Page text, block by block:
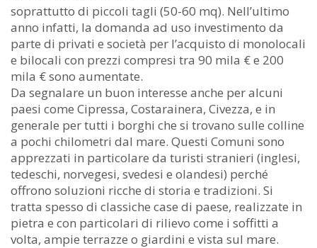
soprattutto di piccoli tagli (50-60 mq). Nell’ultimo
anno infatti, la domanda ad uso investimento da
parte di privati e società per l’acquisto di monolocali
e bilocali con prezzi compresi tra 90 mila € e 200
mila € sono aumentate.
Da segnalare un buon interesse anche per alcuni
paesi come Cipressa, Costarainera, Civezza, e in
generale per tutti i borghi che si trovano sulle colline
a pochi chilometri dal mare. Questi Comuni sono
apprezzati in particolare da turisti stranieri (inglesi,
tedeschi, norvegesi, svedesi e olandesi) perché
offrono soluzioni ricche di storia e tradizioni. Si
tratta spesso di classiche case di paese, realizzate in
pietra e con particolari di rilievo come i soffitti a
volta, ampie terrazze o giardini e vista sul mare.